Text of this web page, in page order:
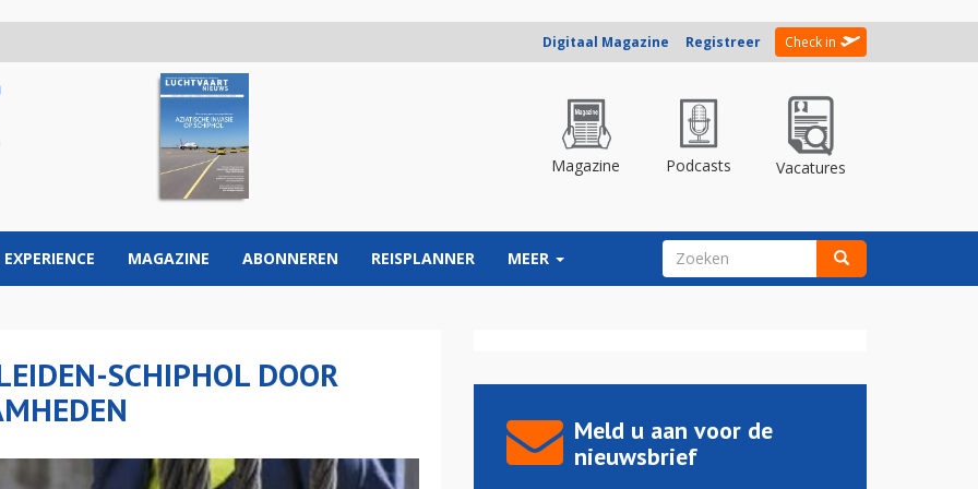
Digitaal Magazine Registreer Check in
Magazine Podcasts Vacatures
EXPERIENCE MAGAZINE ABONNEREN REISPLANNER MEER ZOEKVELD
SCHIPHOL DOOR
Meld u aan voor de
nieuwsbrief